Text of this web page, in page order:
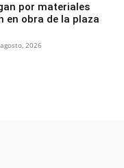
por materiales
en obra de la plaza
2026